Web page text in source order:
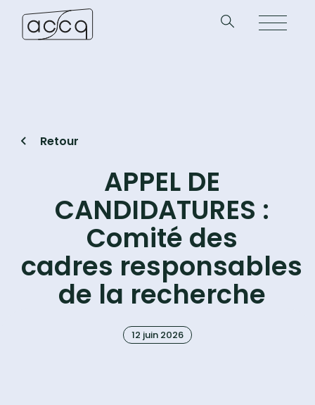
Retour
APPEL DE
CANDIDATURES :
Comité des
cadres responsables
de la recherche
12 juin 2026